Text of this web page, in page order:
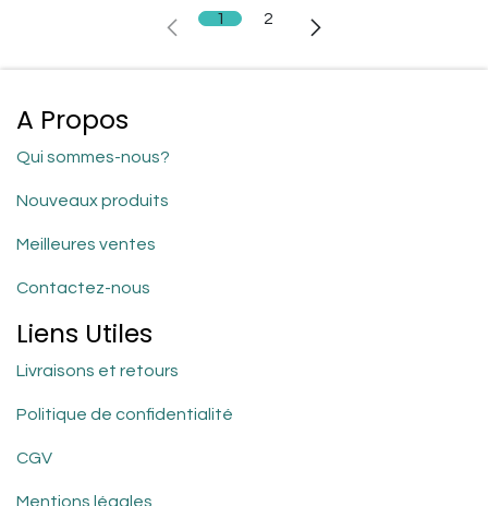
1 2
A Propos
Qui sommes-nous?
Nouveaux produits
Meilleures ventes
Contactez-nous
Liens Utiles
Livraisons et retours
Politique de confidentialité
CGV
Mentions légales